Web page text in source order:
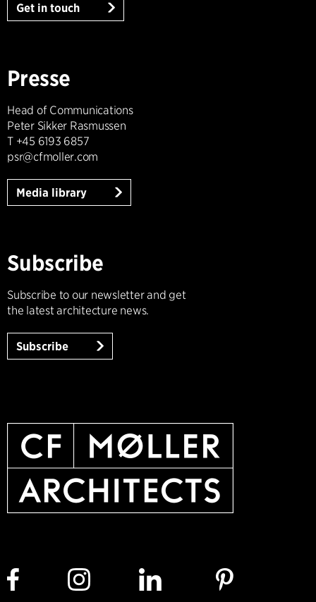
Get in touch
Presse
Head of Communications
Peter Sikker Rasmussen
T +45 6193 6857
psr@cfmoller.com
Media library
Subscribe
Subscribe to our newsletter and get
the latest architecture news.
Subscribe